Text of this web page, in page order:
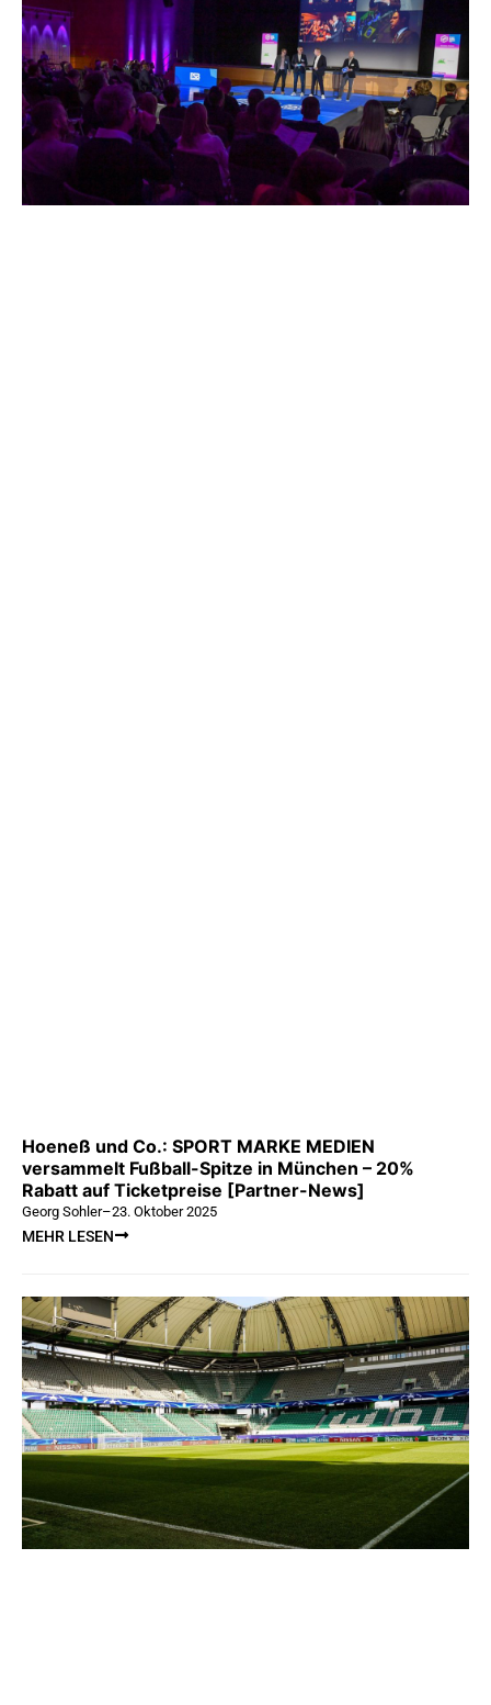
Hoeneß und Co.: SPORT MARKE MEDIEN
versammelt Fußball-Spitze in München – 20%
Rabatt auf Ticketpreise [Partner-News]
Georg Sohler–23. Oktober 2025
MEHR LESEN